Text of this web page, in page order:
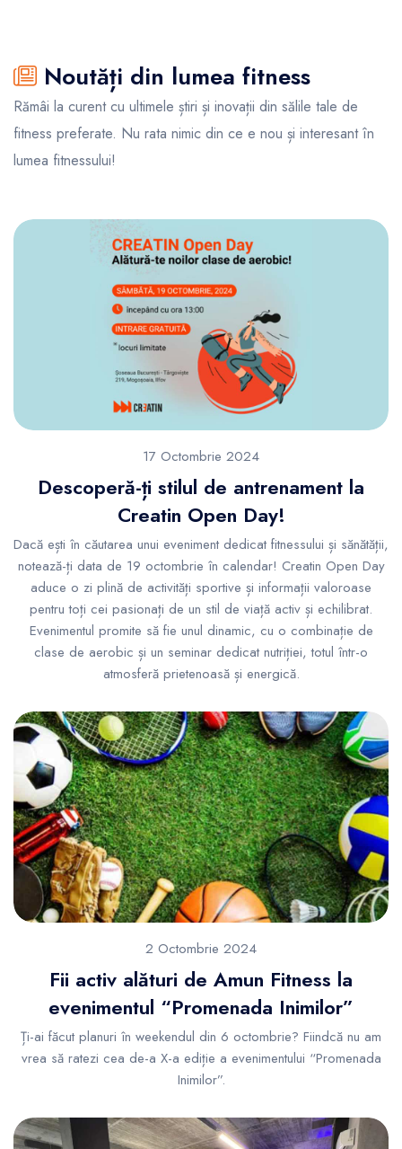
Noutăți din lumea fitness
Rămâi la curent cu ultimele știri și inovații din sălile tale de
fitness preferate. Nu rata nimic din ce e nou și interesant în
lumea fitnessului!
17 Octombrie 2024
Descoperă-ți stilul de antrenament la
Creatin Open Day!
Dacă ești în căutarea unui eveniment dedicat fitnessului și sănătății,
notează-ți data de 19 octombrie în calendar! Creatin Open Day
aduce o zi plină de activități sportive și informații valoroase
pentru toți cei pasionați de un stil de viață activ și echilibrat.
Evenimentul promite să fie unul dinamic, cu o combinație de
clase de aerobic și un seminar dedicat nutriției, totul într-o
atmosferă prietenoasă și energică.
2 Octombrie 2024
Fii activ alături de Amun Fitness la
evenimentul “Promenada Inimilor”
Ți-ai făcut planuri în weekendul din 6 octombrie? Fiindcă nu am
vrea să ratezi cea de-a X-a ediție a evenimentului “Promenada
Inimilor”.